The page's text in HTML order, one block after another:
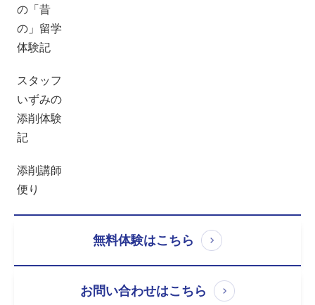
の「昔
の」留学
体験記
スタッフ
いずみの
添削体験
記
添削講師
便り
無料体験はこちら
お問い合わせはこちら